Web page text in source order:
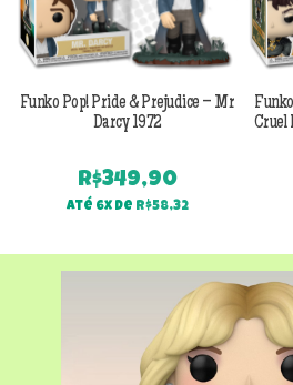
Funko Pop! Pride & Prejudice – Mr
Darcy 1972
R$349,90
Até 6x de R$58,32
Cruel